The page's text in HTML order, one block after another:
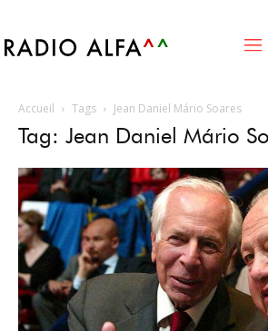
Accueil Tags Jean Daniel Mário Soares
Tag: Jean Daniel Mário